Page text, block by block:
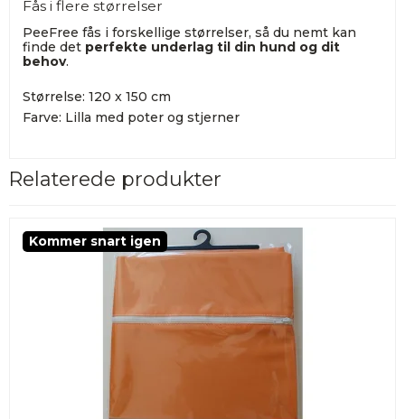
Fås i flere størrelser
PeeFree fås i forskellige størrelser, så du nemt kan
finde det perfekte underlag til din hund og dit
behov.
Størrelse: 120 x 150 cm
Farve: Lilla med poter og stjerner
Relaterede produkter
Kommer snart igen